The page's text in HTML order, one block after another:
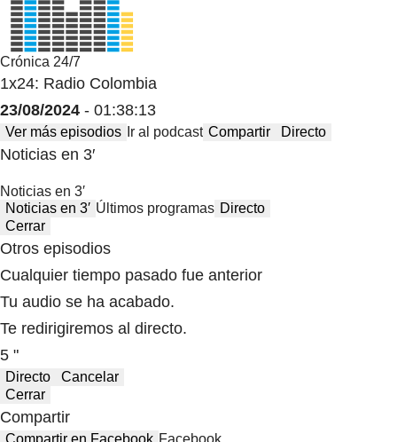
Crónica 24/7
1x24: Radio Colombia
23/08/2024 - 01:38:13
Ver más episodios Ir al podcast Compartir Directo
Noticias en 3′
Noticias en 3′
Noticias en 3′ Últimos programas Directo
Cerrar
Otros episodios
Cualquier tiempo pasado fue anterior
Tu audio se ha acabado.
Te redirigiremos al directo.
5 "
Directo
Cancelar
Cerrar
Compartir
Compartir en Facebook Facebook